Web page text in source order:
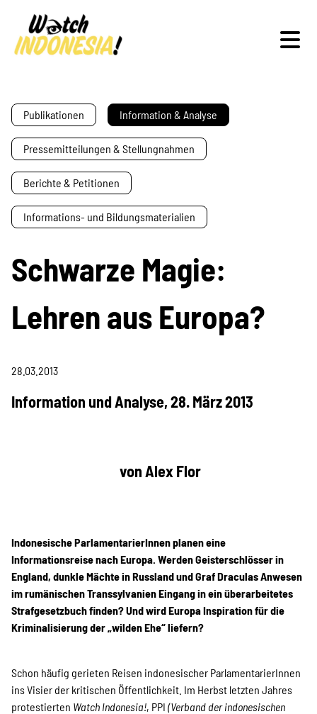
Schwerpunkte
Veranstaltungen
Publikationen
Information & Analyse
Stellungnahmen
Projekte
Publikationen Information & Analyse
Pressemitteilungen & Stellungnahmen
Berichte & Petitionen
Informations- und Bildungsmaterialien
Schwarze Magie:
Lehren aus Europa?
28.03.2013
Information und Analyse, 28. März 2013
von Alex Flor
Indonesische ParlamentarierInnen planen eine
Informationsreise nach Europa. Werden Geisterschlösser in
England, dunkle Mächte in Russland und Graf Draculas Anwesen
im rumänischen Transsylvanien Eingang in ein überarbeitetes
Strafgesetzbuch finden? Und wird Europa Inspiration für die
Kriminalisierung der „wilden Ehe“ liefern?
Schon häufig gerieten Reisen indonesischer ParlamentarierInnen
ins Visier der kritischen Öffentlichkeit. Im Herbst letzten Jahres
protestierten Watch Indonesia!, PPI (Verband der indonesischen